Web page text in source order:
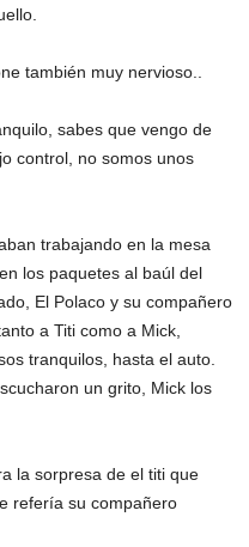
también muy nervioso..
sabes que vengo de
control, no somos unos
trabajando en la mesa
los paquetes al baúl del
El Polaco y su compañero
a Titi como a Mick,
tranquilos, hasta el auto.
un grito, Mick los
la sorpresa de el titi que
refería su compañero